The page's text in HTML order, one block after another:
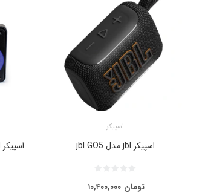
اسپیکر
اسپیکر jbl مدل jbl GO5
۱۰,۴۰۰,۰۰۰ تومان
اسپیکر KBroad مدل KTS-1109